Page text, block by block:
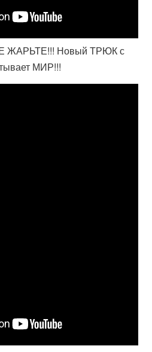
ЖАРЬТЕ!!! Новый ТРЮК с
МИР!!!